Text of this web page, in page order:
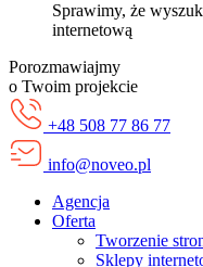
Sprawimy, że
internetową
Porozmawiajmy
o Twoim projekcie
+48 508 77 86 77
info@noveo.pl
Agencja
Oferta
Tworzenie
Sklepy